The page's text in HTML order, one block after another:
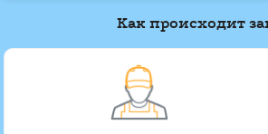
Как происходит